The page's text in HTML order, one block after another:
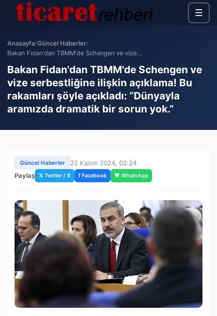
☰
Anasayfa/Güncel Haberler/
Bakan Fidan'dan TBMM'de Schengen ve vize...
Bakan Fidan'dan TBMM'de Schengen ve
vize serbestliğine ilişkin açıklama! Bu
rakamları şöyle açıkladı: “Dünyayla
aramızda dramatik bir sorun yok.”
Güncel Haberler
22 Kasım 2024, 02:24
Paylaş 𝕏 Twitter / X f Facebook 💬 WhatsApp